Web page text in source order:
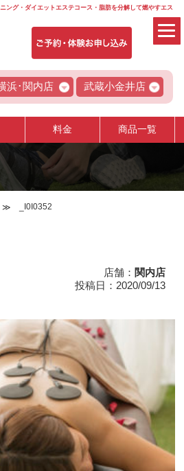
ング・ダイエットエステコース・脂肪を分解して燃やすエス
浜･関内店 武蔵小金井店
料金 商品一覧
_I0I0352
店舗： 関内店
投稿日：2020/09/13